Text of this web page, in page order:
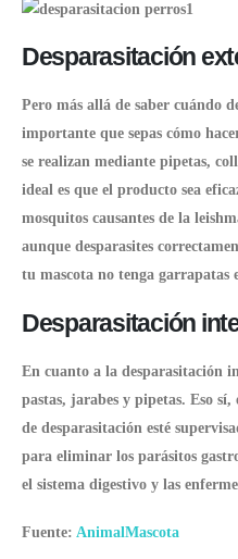
Desparasitación
Pero más allá de saber cuándo
importante que sepas cómo
se realizan mediante pipetas,
ideal es que el producto sea
mosquitos causantes de la
aunque desparasites
tu mascota no tenga garrapatas
Desparasitación
En cuanto a la desparasitación
pastas, jarabes y pipetas. Eso
de desparasitación esté
para eliminar los parásitos
el sistema digestivo y las
Fuente: AnimalMascota